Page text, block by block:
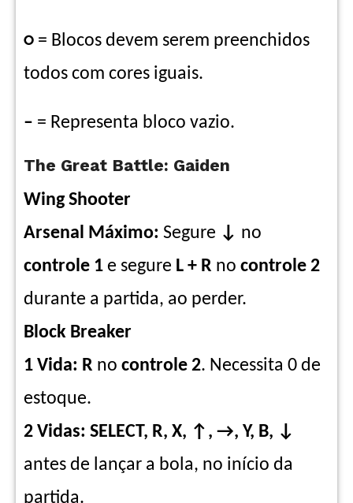
○ = Blocos devem serem preenchidos
todos com cores iguais.
– = Representa bloco vazio.
The Great Battle: Gaiden
Wing Shooter
Arsenal Máximo: Segure ↓ no
controle 1 e segure L + R no controle 2
durante a partida, ao perder.
Block Breaker
1 Vida: R no controle 2. Necessita 0 de
estoque.
2 Vidas: SELECT, R, X, ↑, →, Y, B, ↓
antes de lançar a bola, no início da
partida.